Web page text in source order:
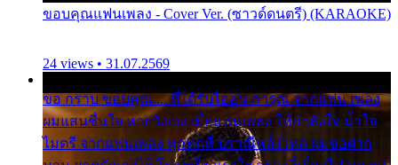
ขอบคุณแฟนเพลง - Cover Ver. (ซาวด์ดนตรี) (KARAOKE)
24 views • 31.07.2569
ขอ กราบ ขอบคุณ.... ที่ได้รับไออุ่น การุณ จากแฟน เพลง
ผมแสนชื่นใจ หายวังเวง เมื่อแฟนเพลง ให้กำลังใจ น้ำใจ
ไมตรี จากแฟนเพลง ทุกทุกที่ ปราณีหลั่งไหล ผมขอฝาก